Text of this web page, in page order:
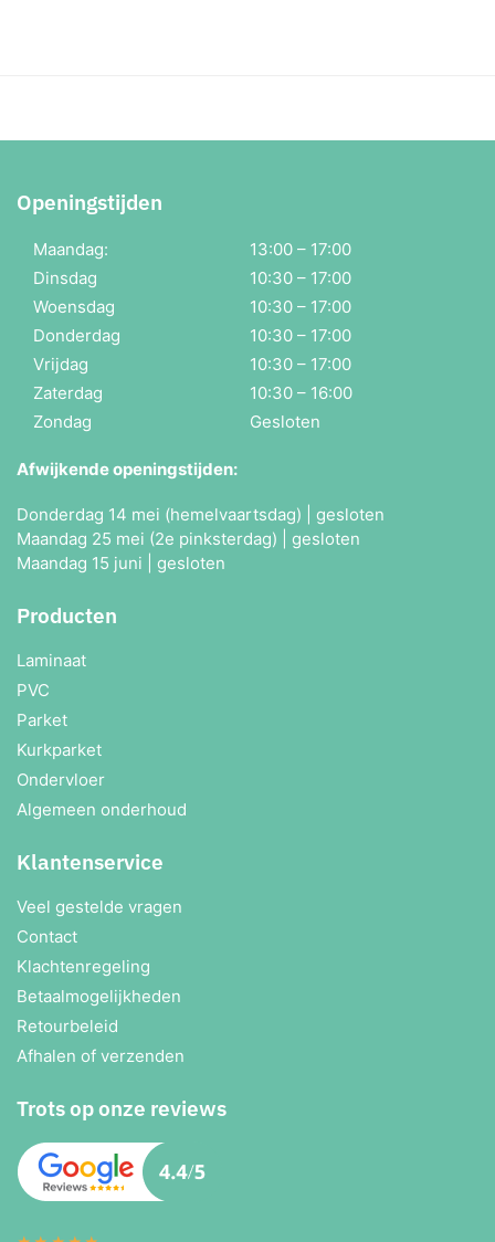
Openingstijden
Maandag:
13:00 – 17:00
Dinsdag
10:30 – 17:00
Woensdag
10:30 – 17:00
Donderdag
10:30 – 17:00
Vrijdag
10:30 – 17:00
Zaterdag
10:30 – 16:00
Zondag
Gesloten
Afwijkende openingstijden:
Donderdag 14 mei (hemelvaartsdag) | gesloten
Maandag 25 mei (2e pinksterdag) | gesloten
Maandag 15 juni | gesloten
Producten
Laminaat
PVC
Parket
Kurkparket
Ondervloer
Algemeen onderhoud
Klantenservice
Veel gestelde vragen
Contact
Klachtenregeling
Betaalmogelijkheden
Retourbeleid
Afhalen of verzenden
Trots op onze reviews